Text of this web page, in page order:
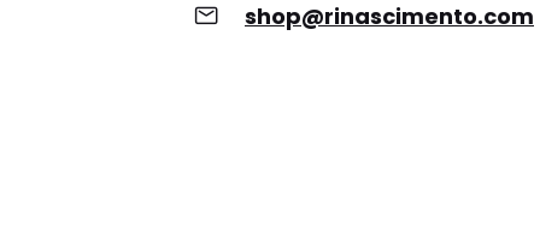
shop@rinascimento.com